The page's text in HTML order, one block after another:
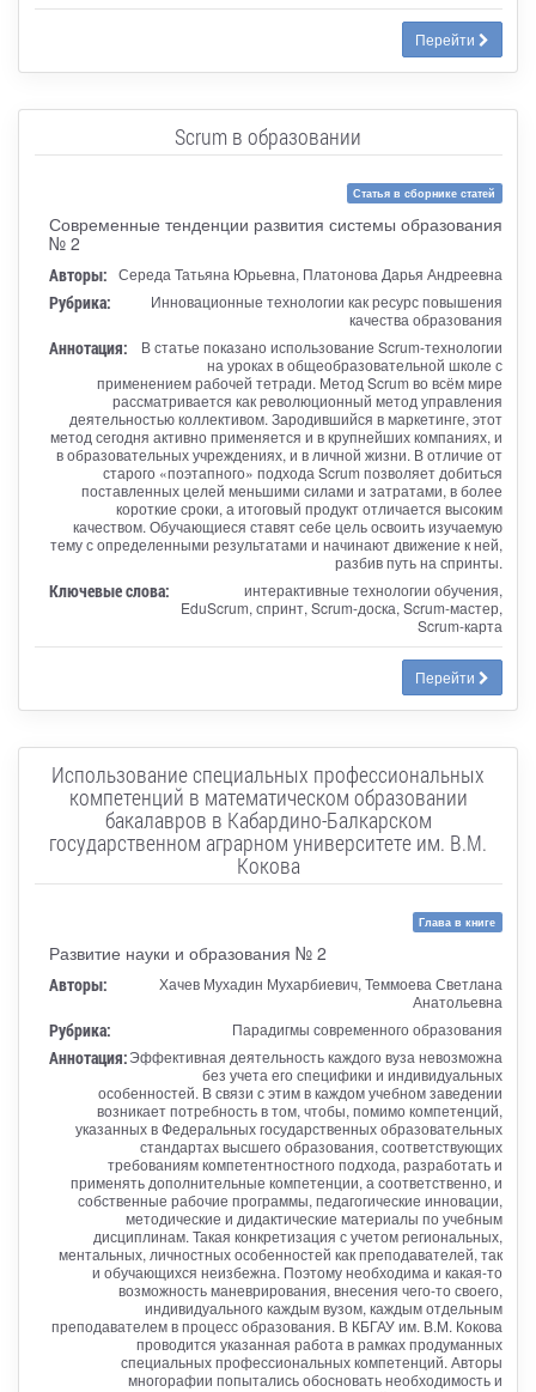
Перейти
Scrum в образовании
Статья в сборнике статей
Современные тенденции развития системы образования
№ 2
Авторы: Середа Татьяна Юрьевна, Платонова Дарья Андреевна
Рубрика:
Инновационные технологии как ресурс повышения
качества образования
Аннотация:
В статье показано использование Scrum-технологии
на уроках в общеобразовательной школе с
применением рабочей тетради. Метод Scrum во всём мире
рассматривается как революционный метод управления
деятельностью коллективом. Зародившийся в маркетинге, этот
метод сегодня активно применяется и в крупнейших компаниях, и
в образовательных учреждениях, и в личной жизни. В отличие от
старого «поэтапного» подхода Scrum позволяет добиться
поставленных целей меньшими силами и затратами, в более
короткие сроки, а итоговый продукт отличается высоким
качеством. Обучающиеся ставят себе цель освоить изучаемую
тему с определенными результатами и начинают движение к ней,
разбив путь на спринты.
Ключевые слова:
интерактивные технологии обучения,
EduScrum, спринт, Scrum-доска, Scrum-мастер,
Scrum-карта
Перейти
Использование специальных профессиональных
компетенций в математическом образовании
бакалавров в Кабардино-Балкарском
государственном аграрном университете им. В.М.
Кокова
Глава в книге
Развитие науки и образования № 2
Авторы:
Хачев Мухадин Мухарбиевич, Теммоева Светлана
Анатольевна
Рубрика: Парадигмы современного образования
Аннотация:Эффективная деятельность каждого вуза невозможна
без учета его специфики и индивидуальных
особенностей. В связи с этим в каждом учебном заведении
возникает потребность в том, чтобы, помимо компетенций,
указанных в Федеральных государственных образовательных
стандартах высшего образования, соответствующих
требованиям компетентностного подхода, разработать и
применять дополнительные компетенции, а соответственно, и
собственные рабочие программы, педагогические инновации,
методические и дидактические материалы по учебным
дисциплинам. Такая конкретизация с учетом региональных,
ментальных, личностных особенностей как преподавателей, так
и обучающихся неизбежна. Поэтому необходима и какая-то
возможность маневрирования, внесения чего-то своего,
индивидуального каждым вузом, каждым отдельным
преподавателем в процесс образования. В КБГАУ им. В.М. Кокова
проводится указанная работа в рамках продуманных
специальных профессиональных компетенций. Авторы
многорафии попытались обосновать необходимость и